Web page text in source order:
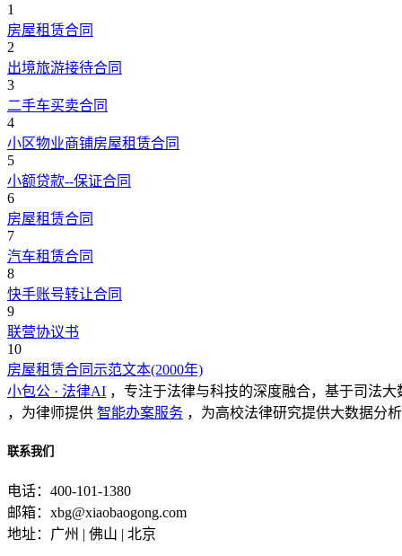
1
房屋租赁合同
2
出境旅游接待合同
3
二手车买卖合同
4
小区物业商铺房屋租赁合同
5
小额贷款--保证合同
6
房屋租赁合同
7
汽车租赁合同
8
快手账号转让合同
9
联营协议书
10
房屋租赁合同示范文本(2000年)
小包公 · 法律AI ，专注于法律与科技的深度融合，基于司法
，为律师提供 智能办案服务 ，为高校法律研究提供大数据分
联系我们
电话：400-101-1380
邮箱：xbg@xiaobaogong.com
地址：广州 | 佛山 | 北京